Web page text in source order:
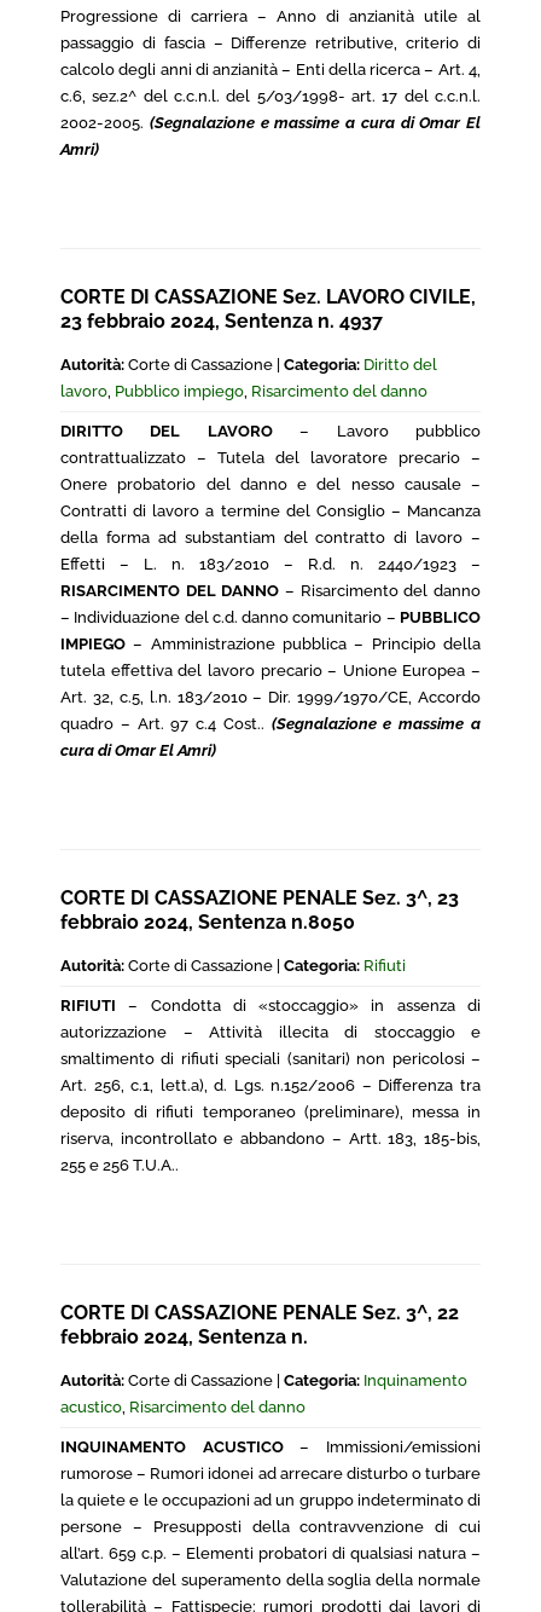
Progressione di carriera – Anno di anzianità utile al
passaggio di fascia – Differenze retributive, criterio di
calcolo degli anni di anzianità – Enti della ricerca – Art. 4,
c.6, sez.2^ del c.c.n.l. del 5/03/1998- art. 17 del c.c.n.l.
2002-2005. (Segnalazione e massime a cura di Omar El
Amri)
CORTE DI CASSAZIONE Sez. LAVORO CIVILE,
23 febbraio 2024, Sentenza n. 4937
Autorità: Corte di Cassazione | Categoria: Diritto del
lavoro, Pubblico impiego, Risarcimento del danno
DIRITTO DEL LAVORO– Lavoro pubblico
contrattualizzato – Tutela del lavoratore precario –
Onere probatorio del danno e del nesso causale –
Contratti di lavoro a termine del Consiglio – Mancanza
della forma ad substantiam del contratto di lavoro –
Effetti – L. n. 183/2010 – R.d. n. 2440/1923 –
RISARCIMENTO DEL DANNO – Risarcimento del danno
– Individuazione del c.d. danno comunitario – PUBBLICO
IMPIEGO – Amministrazione pubblica – Principio della
tutela effettiva del lavoro precario – Unione Europea –
Art. 32, c.5, l.n. 183/2010 – Dir. 1999/1970/CE, Accordo
quadro – Art. 97 c.4 Cost.. (Segnalazione e massime a
cura di Omar El Amri)
CORTE DI CASSAZIONE PENALE Sez. 3^, 23
febbraio 2024, Sentenza n.8050
Autorità: Corte di Cassazione | Categoria: Rifiuti
RIFIUTI – Condotta di «stoccaggio» in assenza di
autorizzazione – Attività illecita di stoccaggio e
smaltimento di rifiuti speciali (sanitari) non pericolosi –
Art. 256, c.1, lett.a), d. Lgs. n.152/2006 – Differenza tra
deposito di rifiuti temporaneo (preliminare), messa in
riserva, incontrollato e abbandono – Artt. 183, 185-bis,
255 e 256 T.U.A..
CORTE DI CASSAZIONE PENALE Sez. 3^, 22
febbraio 2024, Sentenza n.
Autorità: Corte di Cassazione | Categoria: Inquinamento
acustico, Risarcimento del danno
INQUINAMENTO ACUSTICO– Immissioni/emissioni
rumorose – Rumori idonei ad arrecare disturbo o turbare
la quiete e le occupazioni ad un gruppo indeterminato di
persone – Presupposti della contravvenzione di cui
all’art. 659 c.p. – Elementi probatori di qualsiasi natura –
Valutazione del superamento della soglia della normale
tollerabilità – Fattispecie: rumori prodotti dai lavori di